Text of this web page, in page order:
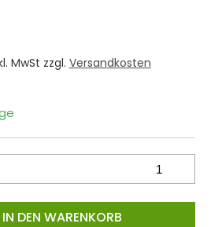
MwSt zzgl. Versandkosten
IN DEN WARENKORB